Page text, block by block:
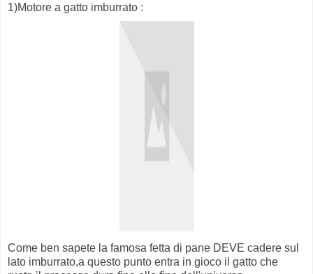
1)Motore a gatto imburrato :
Come ben sapete la famosa fetta di pane DEVE cadere sul
lato imburrato,a questo punto entra in gioco il gatto che